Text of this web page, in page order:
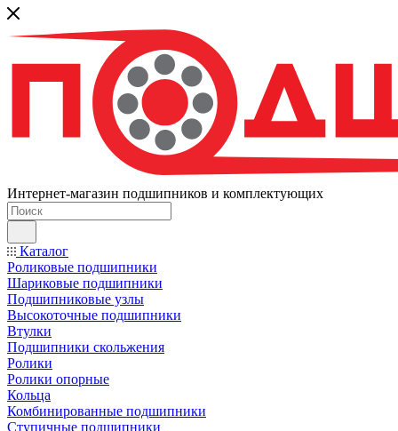
Интернет-магазин подшипников и комплектующих
Каталог
Роликовые подшипники
Шариковые подшипники
Подшипниковые узлы
Высокоточные подшипники
Втулки
Подшипники скольжения
Ролики
Ролики опорные
Кольца
Комбинированные подшипники
Ступичные подшипники